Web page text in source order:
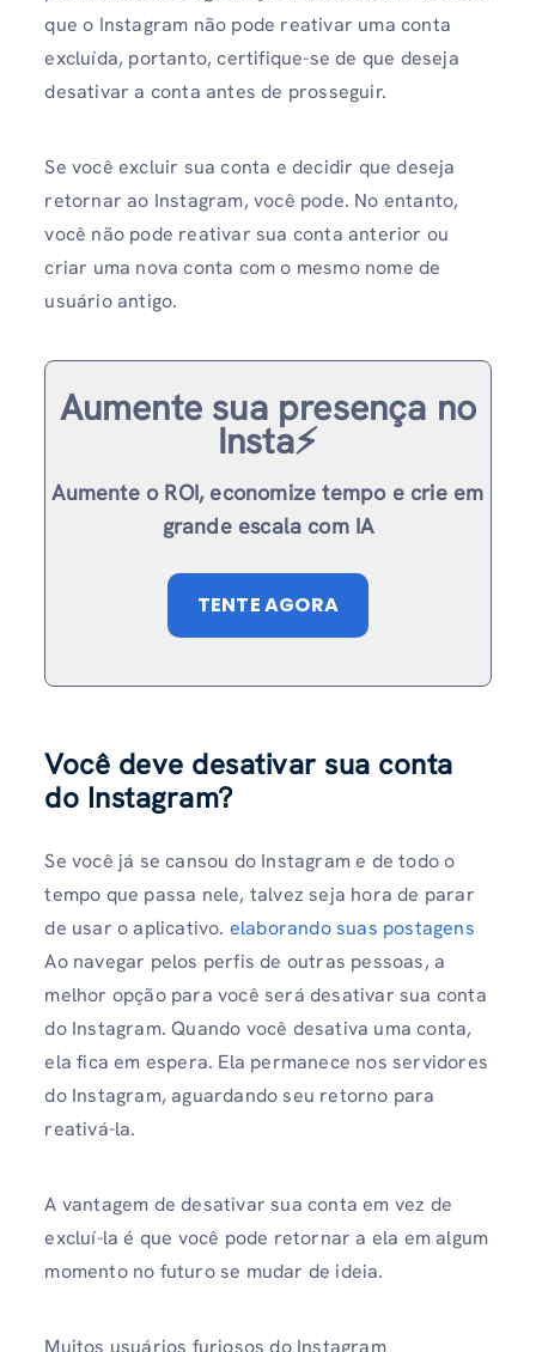
que o Instagram não pode reativar uma conta
excluída, portanto, certifique-se de que deseja
desativar a conta antes de prosseguir.
Se você excluir sua conta e decidir que deseja
retornar ao Instagram, você pode. No entanto,
você não pode reativar sua conta anterior ou
criar uma nova conta com o mesmo nome de
usuário antigo.
Aumente sua presença no
Insta⚡️
Aumente o ROI, economize tempo e crie em
grande escala com IA
TENTE AGORA
Você deve desativar sua conta
do Instagram?
Se você já se cansou do Instagram e de todo o
tempo que passa nele, talvez seja hora de parar
de usar o aplicativo. elaborando suas postagens
Ao navegar pelos perfis de outras pessoas, a
melhor opção para você será desativar sua conta
do Instagram. Quando você desativa uma conta,
ela fica em espera. Ela permanece nos servidores
do Instagram, aguardando seu retorno para
reativá-la.
A vantagem de desativar sua conta em vez de
excluí-la é que você pode retornar a ela em algum
momento no futuro se mudar de ideia.
Muitos usuários furiosos do Instagram